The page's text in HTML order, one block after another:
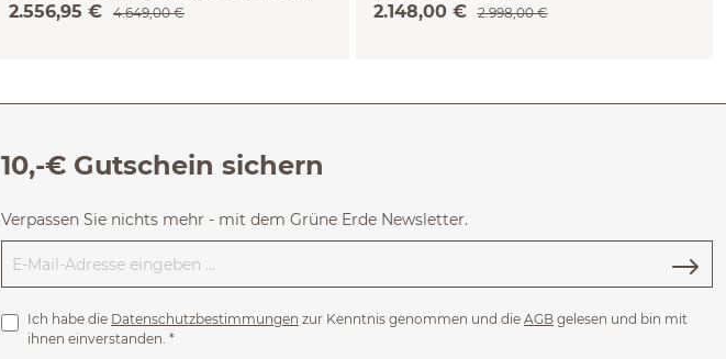
2.556,95 € 4.649,00 € 2.148,00 € 2.998,00 €
10,-€ Gutschein sichern
Verpassen Sie nichts mehr - mit dem Grüne Erde Newsletter.
Ich habe die Datenschutzbestimmungen zur Kenntnis genommen und die AGB gelesen und bin mit
ihnen einverstanden. *